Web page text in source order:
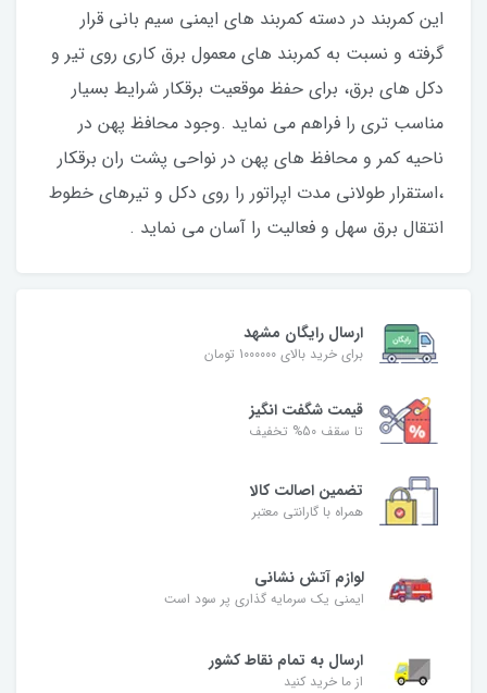
این کمربند در دسته کمربند های ایمنی سیم بانی قرار
گرفته و نسبت به کمربند های معمول برق کاری روی تیر و
دکل های برق، برای حفظ موقعیت برقکار شرایط بسیار
مناسب تری را فراهم می نماید .وجود محافظ پهن در
ناحیه کمر و محافظ های پهن در نواحی پشت ران برقکار
،‌استقرار طولانی مدت اپراتور را روی دکل و تیرهای خطوط
انتقال برق سهل و فعالیت را آسان می نماید .
ارسال رایگان مشهد
برای خرید بالای 1000000 تومان
قیمت شگفت‌ انگیز
تا سقف 50% تخفیف
تضمین اصالت کالا
همراه با گارانتی معتبر
لوازم آتش نشانی
ایمنی یک سرمایه گذاری پر سود است
ارسال به تمام نقاط کشور
از ما خرید کنید